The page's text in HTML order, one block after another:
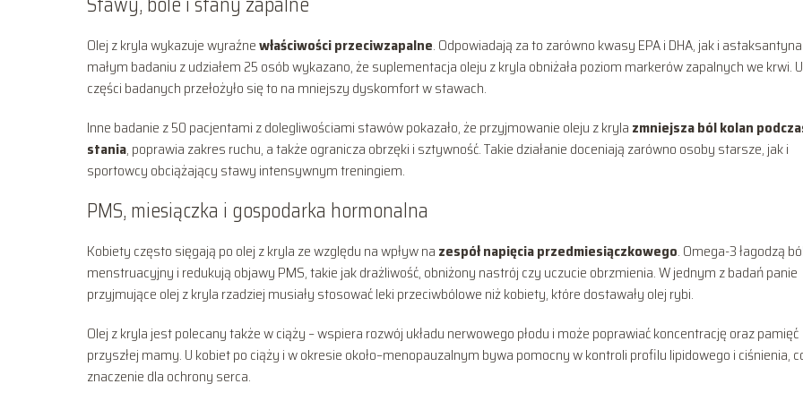
Olej z kryla wykazuje wyraźnewłaściwości przeciwzapalne. Odpowiadają za to zarówno kwasy EPA i DHA, jak i
małym badaniu z udziałem 25 osób wykazano, że suplementacja oleju z kryla obniżała poziom markerów zapalnych we krwi. U
części badanych przełożyło się to na mniejszy dyskomfort w stawach.
Inne badanie z 50 pacjentami z dolegliwościami stawów pokazało, że przyjmowanie oleju z kryla zmniejsza ból kolan
stania, poprawia zakres ruchu, a także ogranicza obrzęki i sztywność. Takie działanie doceniają zarówno osoby starsze, jak i
sportowcy obciążający stawy intensywnym treningiem.
PMS, miesiączka i gospodarka hormonalna
Kobiety często sięgają po olej z kryla ze względu na wpływ na zespół napięcia przedmiesiączkowego. Omega-3 łagodzą ból
menstruacyjny i redukują objawy PMS, takie jak drażliwość, obniżony nastrój czy uczucie obrzmienia. W jednym z badań panie
przyjmujące olej z kryla rzadziej musiały stosować leki przeciwbólowe niż kobiety, które dostawały olej rybi.
Olej z kryla jest polecany także w ciąży – wspiera rozwój układu nerwowego płodu i może poprawiać koncentrację oraz pamięć
przyszłej mamy. U kobiet po ciąży i w okresie około–menopauzalnym bywa pomocny w kontroli profilu lipidowego i ciśnienia,
znaczenie dla ochrony serca.